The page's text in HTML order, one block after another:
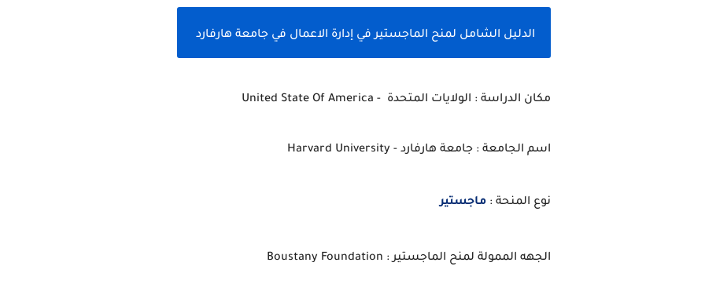
الدليل الشامل لمنح الماجستير في إدارة الاعمال في جامعة هارفارد
مكان الدراسة : الولايات المتحدة  - United State Of America
اسم الجامعة : جامعة هارفارد - Harvard University
نوع المنحة : ماجستير
الجهه الممولة لمنح الماجستير : Boustany Foundation